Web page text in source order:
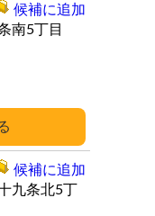
南5丁目
候補に追加
九条北5丁
候補に追加